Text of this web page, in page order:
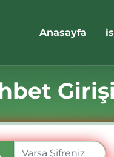
Anasayfa
Girişi